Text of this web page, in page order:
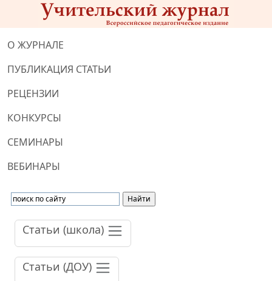
О ЖУРНАЛЕ
ПУБЛИКАЦИЯ СТАТЬИ
РЕЦЕНЗИИ
КОНКУРСЫ
СЕМИНАРЫ
ВЕБИНАРЫ
Статьи (школа)
Статьи (ДОУ)